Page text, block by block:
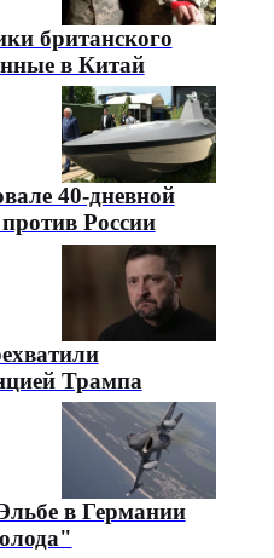
британского
в Китай
40-дневной
России
Трампа
в Германии